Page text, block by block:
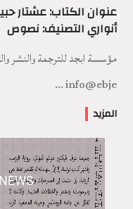
عنوان الكتاب: عشتار
أنواري التصنيف: نصوص
info@ebje ...
المزيد